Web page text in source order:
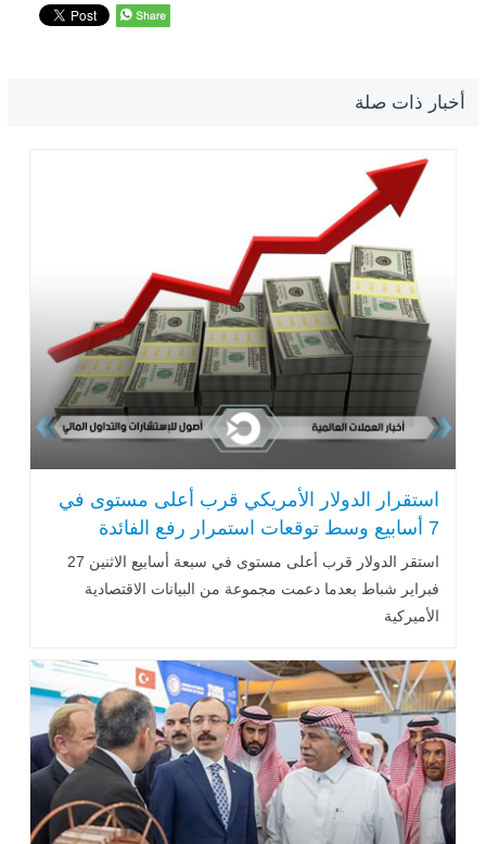
أخبار ذات صلة
استقرار الدولار الأمريكي قرب أعلى مستوى في
7 أسابيع وسط توقعات استمرار رفع الفائدة
الأميركية
استقر الدولار قرب أعلى مستوى في سبعة أسابيع الاثنين 27
فبراير شباط بعدما دعمت مجموعة من البيانات الاقتصادية
الأميركية